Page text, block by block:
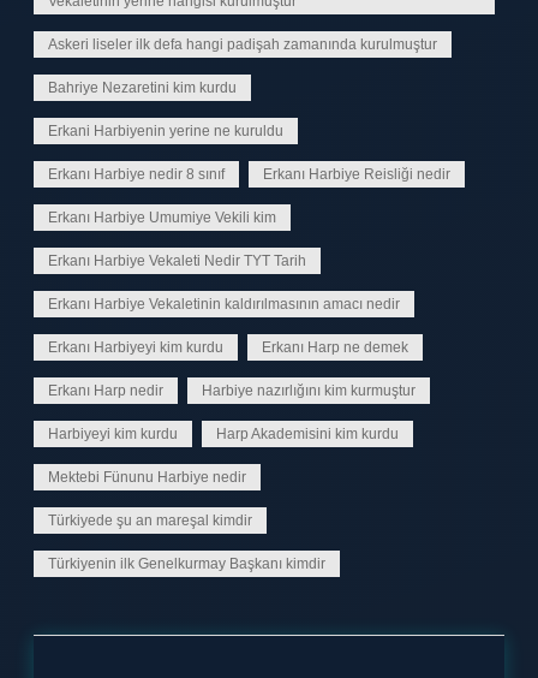
Askeri liseler ilk defa hangi padişah zamanında kurulmuştur
Bahriye Nezaretini kim kurdu
Erkani Harbiyenin yerine ne kuruldu
Erkanı Harbiye nedir 8 sınıf Erkanı Harbiye Reisliği nedir
Erkanı Harbiye Umumiye Vekili kim
Erkanı Harbiye Vekaleti Nedir TYT Tarih
Erkanı Harbiye Vekaletinin kaldırılmasının amacı nedir
Erkanı Harbiyeyi kim kurdu Erkanı Harp ne demek
Erkanı Harp nedir Harbiye nazırlığını kim kurmuştur
Harbiyeyi kim kurdu Harp Akademisini kim kurdu
Mektebi Fünunu Harbiye nedir
Türkiyede şu an mareşal kimdir
Türkiyenin ilk Genelkurmay Başkanı kimdir